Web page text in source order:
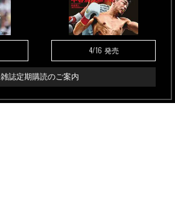
4/16 発売
雑誌定期購読のご案内